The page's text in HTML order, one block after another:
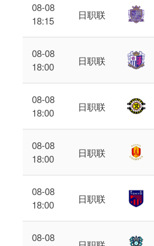
08-08
18:15
日职联
08-08
18:00
日职联
08-08
18:00
日职联
08-08
18:00
日职联
08-08
18:00
日职联
08-08